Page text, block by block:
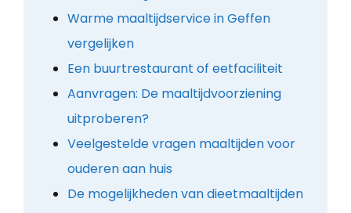
Warme maaltijdservice in Geffen
vergelijken
Een buurtrestaurant of eetfaciliteit
Aanvragen: De maaltijdvoorziening
uitproberen?
Veelgestelde vragen maaltijden voor
ouderen aan huis
De mogelijkheden van dieetmaaltijden